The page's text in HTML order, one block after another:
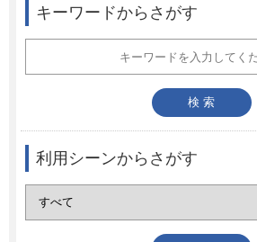
キーワードからさがす
利用シーンからさがす